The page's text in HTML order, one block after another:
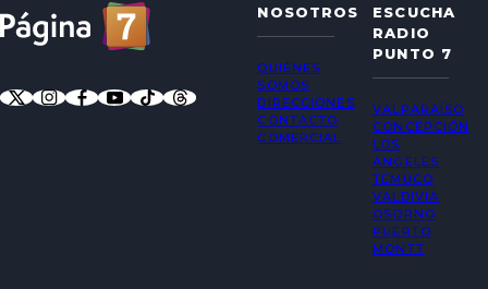
NOSOTROS
QUIÉNES
SOMOS
DIRECCIONES
CONTACTO
COMERCIAL
ESCUCHA
RADIO
PUNTO 7
VALPARAÍSO
CONCEPCIÓN
LOS
ÁNGELES
TEMUCO
VALDIVIA
OSORNO
PUERTO
MONTT